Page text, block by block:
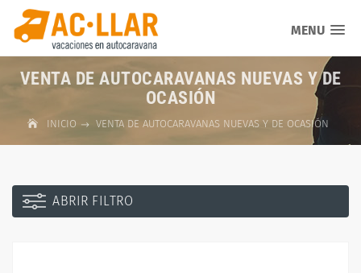
MENU
VENTA DE AUTOCARAVANAS NUEVAS Y DE
OCASIÓN
INICIO VENTA DE AUTOCARAVANAS NUEVAS Y DE OCASIÓN
ABRIR FILTRO